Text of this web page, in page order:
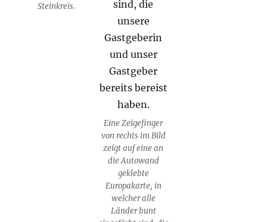
Steinkreis.
Eine Zeigefinger
von rechts im Bild
zeigt auf eine an
die Autowand
geklebte
Europakarte, in
welcher alle
Länder bunt